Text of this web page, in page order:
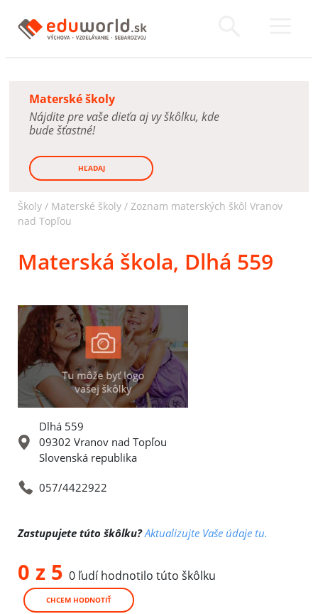
Materské školy
Nájdite pre vaše dieťa aj vy škôlku, kde
bude šťastné!
HĽADAJ
Školy / Materské školy / Zoznam materských škôl Vranov
nad Topľou
Materská škola, Dlhá 559
Dlhá 559
09302 Vranov nad Topľou
Slovenská republika
057/4422922
Zastupujete túto škôlku? Aktualizujte Vaše údaje tu.
0 z 5 0 ľudí hodnotilo túto škôlku
CHCEM HODNOTIŤ